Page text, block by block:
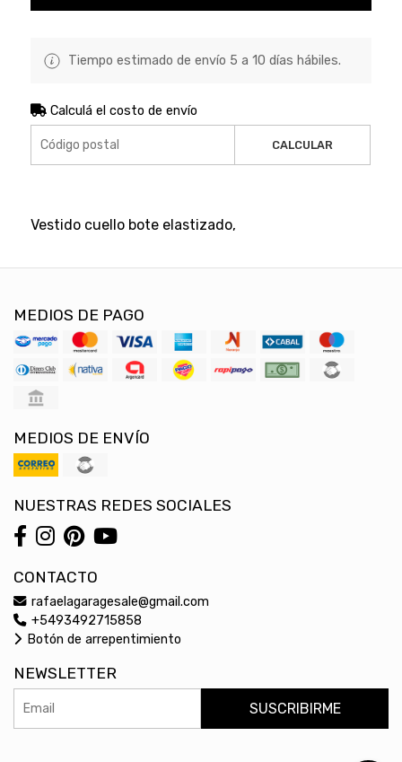
Tiempo estimado de envío 5 a 10 días hábiles.
Calculá el costo de envío
CALCULAR
Vestido cuello bote elastizado,
MEDIOS DE PAGO
MEDIOS DE ENVÍO
NUESTRAS REDES SOCIALES
CONTACTO
rafaelagaragesale@gmail.com
+5493492715858
Botón de arrepentimiento
NEWSLETTER
SUSCRIBIRME